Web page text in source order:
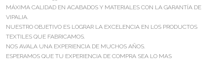
MÁXIMA CALIDAD EN ACABADOS Y MATERIALES CON LA GARANTÍA DE
VIPALIA.
NUESTRO OBJETIVO ES LOGRAR LA EXCELENCIA EN LOS PRODUCTOS
TEXTILES QUE FABRICAMOS.
NOS AVALA UNA EXPERIENCIA DE MUCHOS AÑOS.
ESPERAMOS QUE TU EXPERIENCIA DE COMPRA SEA LO MAS